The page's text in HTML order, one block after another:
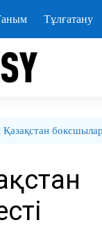
Тұлғатану